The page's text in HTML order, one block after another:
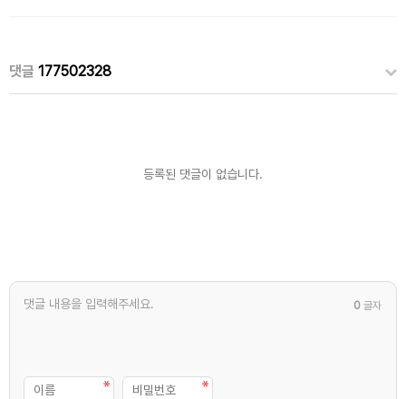
댓글 177502328
등록된 댓글이 없습니다.
0 글자